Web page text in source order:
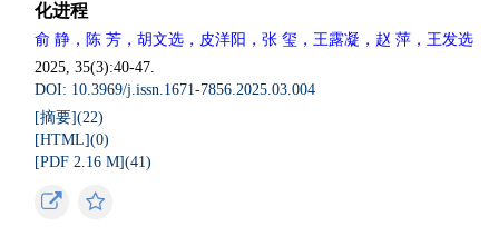
化进程
俞 静，陈 芳，胡文选，皮洋阳，张 玺，王露凝，赵 萍，王发选
2025, 35(3):40-47.
DOI: 10.3969/j.issn.1671-7856.2025.03.004
[摘要](22)
[HTML](0)
[PDF 2.16 M](41)